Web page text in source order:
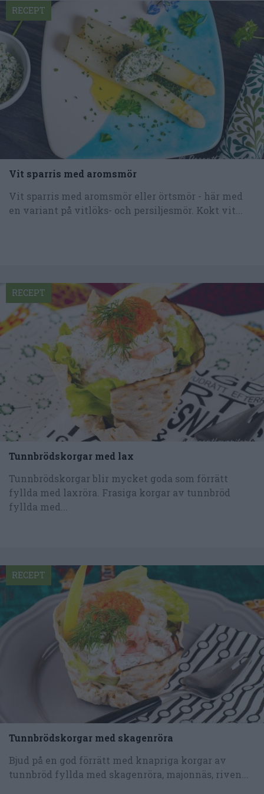
Vit sparris med aromsmör
Vit sparris med aromsmör eller örtsmör - här med
en variant på vitlöks- och persiljesmör. Kokt vit...
RECEPT
Tunnbrödskorgar med lax
Tunnbrödskorgar blir mycket goda som förrätt
fyllda med laxröra. Frasiga korgar av tunnbröd
fyllda med...
RECEPT
Tunnbrödskorgar med skagenröra
Bjud på en god förrätt med knapriga korgar av
tunnbröd fyllda med skagenröra, majonnäs, riven...
RECEPT